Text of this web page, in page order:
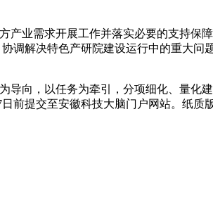
业需求开展工作并落实必要的支持保
调解决特色产研院建设运行中的重大问
向，以任务为牵引，分项细化、量化
前提交至安徽科技大脑门户网站。纸质